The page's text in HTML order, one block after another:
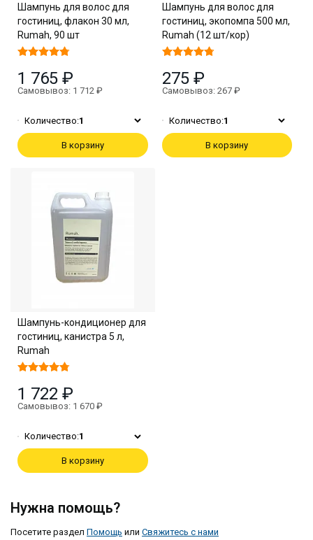
Шампунь для волос для
гостиниц, флакон 30 мл,
Rumah, 90 шт
1 765 ₽
Самовывоз: 1 712 ₽
Количество:1
В корзину
Шампунь для волос для
гостиниц, экопомпа 500 мл,
Rumah (12 шт/кор)
275 ₽
Самовывоз: 267 ₽
Количество:1
В корзину
Шампунь-кондиционер для
гостиниц, канистра 5 л,
Rumah
1 722 ₽
Самовывоз: 1 670 ₽
Количество:1
В корзину
Нужна помощь?
Посетите раздел Помощь или Свяжитесь с нами